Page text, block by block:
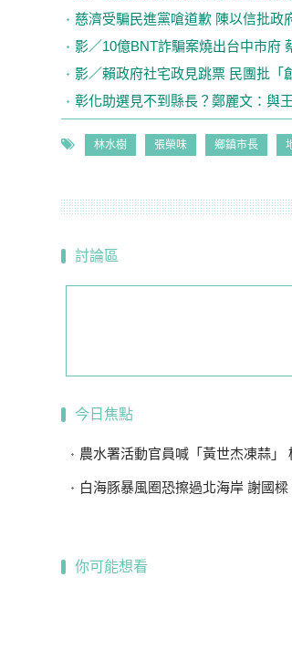
慈濟受騙民進黨嗆道歉 陳以信批政
影／10億BNT詐騙案燒出台中市府
影／賴政府社宅政見跳票 民團批「
彰化助選見不到縣長？鄭麗文：與
林水樹 張榮味 鄉鎮市長
討論區
今日焦點
農水署活動官員喊「黃世杰凍蒜」 桃
白海豚暴風圈恐擦過北海岸 謝國
你可能想看